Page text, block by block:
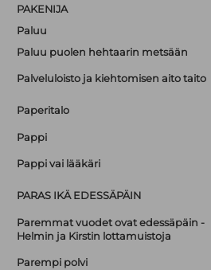
PAKENIJA
Paluu
Paluu puolen hehtaarin metsään
Palveluloisto ja kiehtomisen aito taito
Paperitalo
Pappi
Pappi vai lääkäri
PARAS IKÄ EDESSÄPÄIN
Paremmat vuodet ovat edessäpäin -
Helmin ja Kirstin lottamuistoja
Parempi polvi